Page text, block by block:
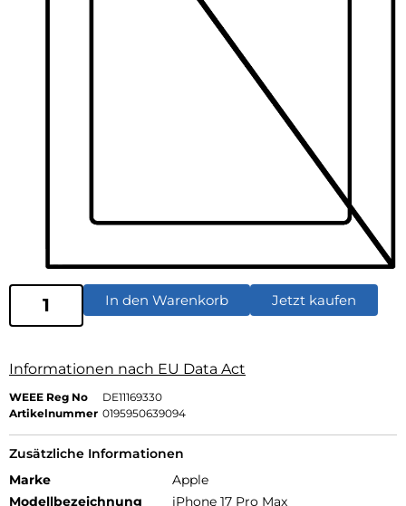
In den Warenkorb Jetzt kaufen
Informationen nach EU Data Act
WEEE Reg No
DE11169330
Artikelnummer 0195950639094
Zusätzliche Informationen
Marke
Apple
Modellbezeichnung
iPhone 17 Pro Max